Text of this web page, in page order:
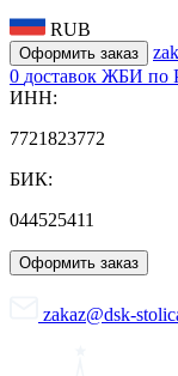
RUB
Оформить заказ
0 доставок ЖБИ по
ИНН:
7721823772
БИК:
044525411
Оформить заказ
zakaz@dsk-